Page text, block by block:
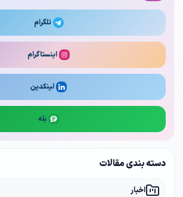
تلگرام
اینستاگرام
لینکدین
بله
دسته بندی مقالات
اخبار